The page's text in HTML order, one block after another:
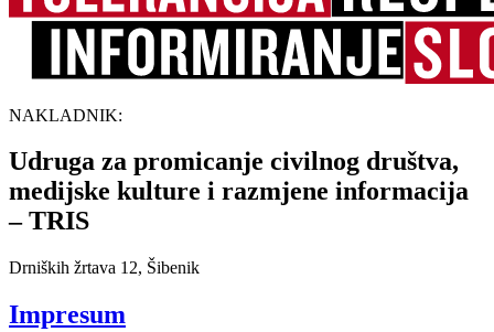
NAKLADNIK:
Udruga za promicanje civilnog društva,
medijske kulture i razmjene informacija
– TRIS
Drniških žrtava 12, Šibenik
Impresum